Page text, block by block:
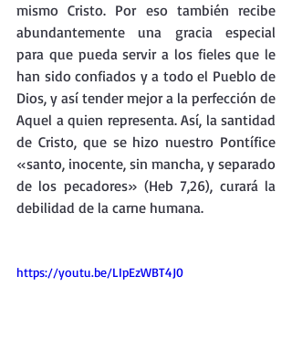
mismo Cristo. Por eso también recibe
abundantemente una gracia especial
para que pueda servir a los fieles que le
han sido confiados y a todo el Pueblo de
Dios, y así tender mejor a la perfección de
Aquel a quien representa. Así, la santidad
de Cristo, que se hizo nuestro Pontífice
«santo, inocente, sin mancha, y separado
de los pecadores» (Heb 7,26), curará la
debilidad de la carne humana.
https://youtu.be/LIpEzWBT4J0